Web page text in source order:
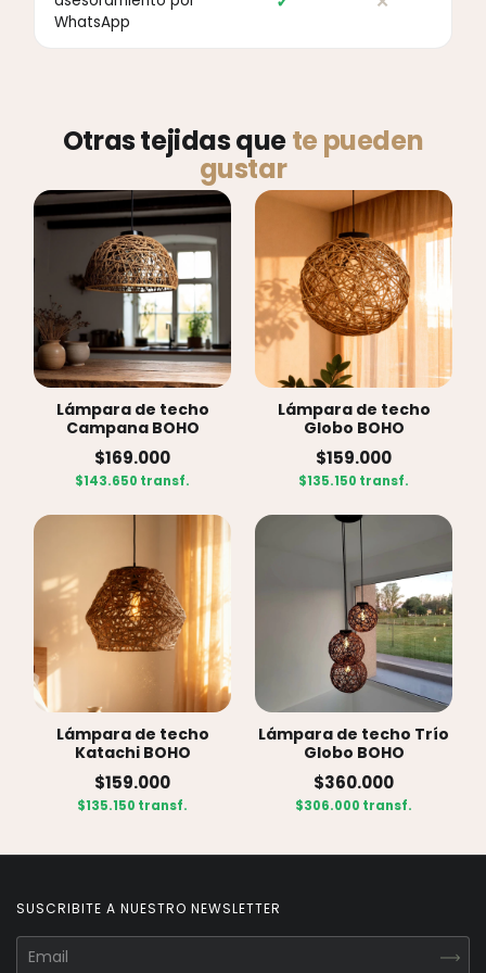
WhatsApp
Otras tejidas quete pueden
gustar
Lámpara de techo
Campana BOHO
$169.000
$143.650 transf.
Lámpara de techo
Globo BOHO
$159.000
$135.150 transf.
Lámpara de techo
Katachi BOHO
$159.000
$135.150 transf.
Lámpara de techo Trío
Globo BOHO
$360.000
$306.000 transf.
SUSCRIBITE A NUESTRO NEWSLETTER